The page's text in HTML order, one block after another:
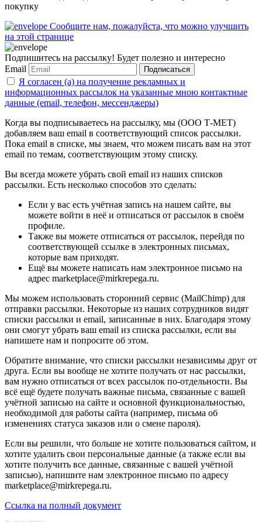
покупку
Сообщите нам, пожалуйста, что можно улучшить
на этой странице
Подпишитесь на рассылку! Будет полезно и интересно
Email
Подписаться
Я согласен (а) на получение рекламных и
информационных рассылок на указанные мною контактные
данные (email, телефон, мессенджеры)
Когда вы подписываетесь на рассылку, мы (ООО Т-МЕТ)
добавляем ваш email в соответствующий список рассылки.
Пока email в списке, мы знаем, что можем писать вам на этот
email по темам, соответствующим этому списку.
Вы всегда можете убрать свой email из наших списков
рассылки. Есть несколько способов это сделать:
Если у вас есть учётная запись на нашем сайте, вы
можете войти в неё и отписаться от рассылок в своём
профиле.
Также вы можете отписаться от рассылок, перейдя по
соответствующей ссылке в электронных письмах,
которые вам приходят.
Ещё вы можете написать нам электронное письмо на
адрес marketplace@mirkrepega.ru.
Мы можем использовать сторонний сервис (MailChimp) для
отправки рассылки. Некоторые из наших сотрудников видят
списки рассылки и email, записанные в них. Благодаря этому
они смогут убрать ваш email из списка рассылки, если вы
напишете нам и попросите об этом.
Обратите внимание, что списки рассылки независимы друг от
друга. Если вы вообще не хотите получать от нас рассылки,
вам нужно отписаться от всех рассылок по-отдельности. Вы
всё ещё будете получать важные письма, связанные с вашей
учётной записью на сайте и основной функциональностью,
необходимой для работы сайта (например, письма об
изменениях статуса заказов или о смене пароля).
Если вы решили, что больше не хотите пользоваться сайтом, и
хотите удалить свои персональные данные (а также если вы
хотите получить все данные, связанные с вашей учётной
записью), напишите нам электронное письмо по адресу
marketplace@mirkrepega.ru.
Ссылка на полный документ